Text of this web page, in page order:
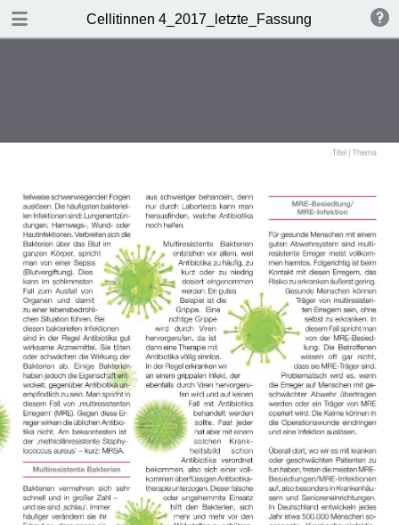
Cellitinnen 4_2017_letzte_Fassung
DOWNLOAD